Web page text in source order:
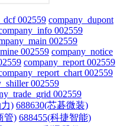
002559 company_dupont
002559
002559
002559 company_notice
company_report 002559
002559
002559
002559
) 688630(芯碁微装)
管) 688455(科捷智能)